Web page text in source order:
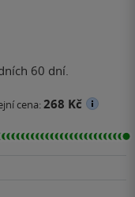
60 dní.
cena:268 Kč